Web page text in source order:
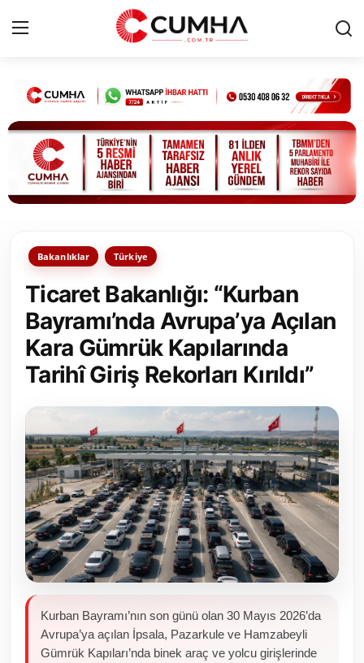
Kurumsal
Cumhurbaşkanlığı
Bakanlıklar
Siyasi Partiler
Yerel Yönetimler
Mülki İdare
Toplum ve Yaşam
Sivil Toplum Kuruluşları
Kamu Kurumları ve Üst Kurullar
Resmi Reklamlar
Bakanlıklar Türkiye
Ticaret Bakanlığı: “Kurban
Bayramı’nda Avrupa’ya Açılan
Kara Gümrük Kapılarında
Tarihî Giriş Rekorları Kırıldı”
Kurban Bayramı’nın son günü olan 30 Mayıs 2026’da
Avrupa’ya açılan İpsala, Pazarkule ve Hamzabeyli
Gümrük Kapıları’nda binek araç ve yolcu girişlerinde